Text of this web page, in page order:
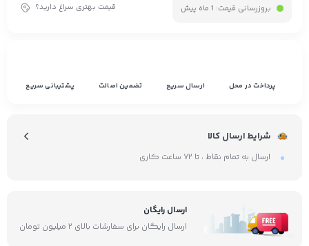
بروزرسانی قیمت: 1 ماه پیش قیمت بهتری سراغ دارید؟
پرداخت در محل ارسال سریع تضمین اصالت پشتیبانی سریع
شرایط ارسال کالا
ارسال به تمام نقاط ، تا ۷۲ ساعت کاری
ارسال رایگان
ارسال رایگان برای سفارشات بالای ۲ میلیون تومان